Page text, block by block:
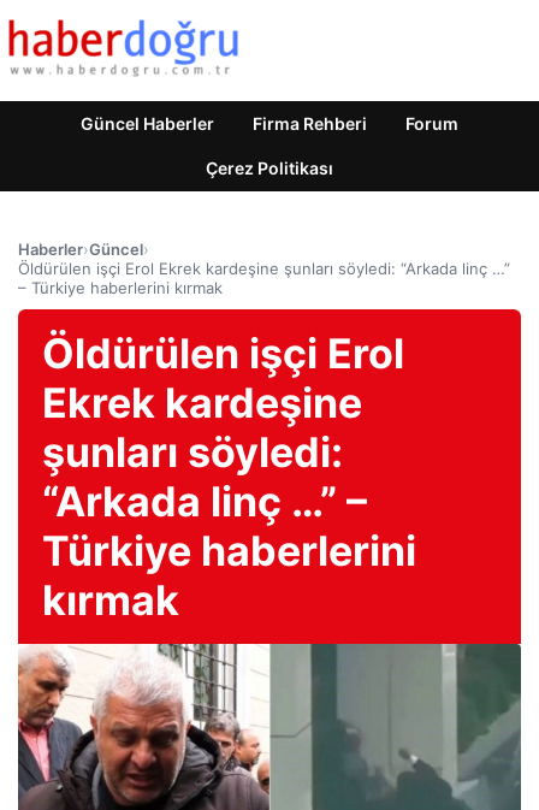
Güncel Haberler Firma Rehberi Forum
Çerez Politikası
Haberler›Güncel›
Öldürülen işçi Erol Ekrek kardeşine şunları söyledi: “Arkada linç …”
– Türkiye haberlerini kırmak
Öldürülen işçi Erol
Ekrek kardeşine
şunları söyledi:
“Arkada linç …” –
Türkiye haberlerini
kırmak